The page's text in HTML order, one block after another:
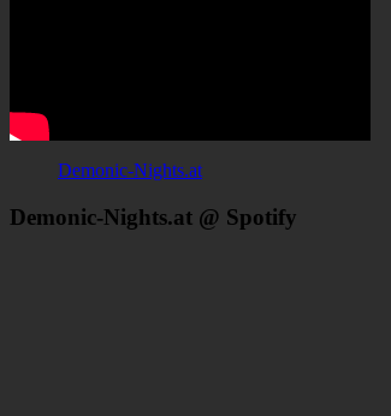
Demonic-Nights.at
Demonic-Nights.at @ Spotify